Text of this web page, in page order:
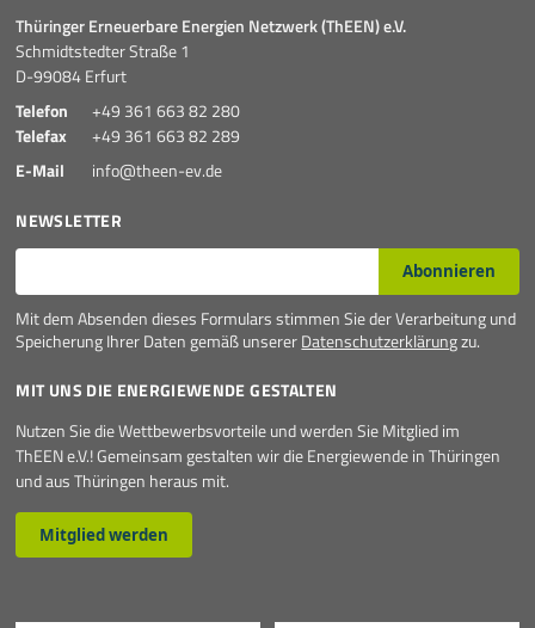
Thüringer Erneuerbare Energien Netzwerk (ThEEN) e.V.
Schmidtstedter Straße 1
D-99084 Erfurt
Telefon
+49 361 663 82 280
Telefax
+49 361 663 82 289
E-Mail
info@theen-ev.de
NEWSLETTER
E-Mail* Abonnieren
Mit dem Absenden dieses Formulars stimmen Sie der Verarbeitung und
Speicherung Ihrer Daten gemäß unsererDatenschutzerklärungzu.
MIT UNS DIE ENERGIEWENDE GESTALTEN
Nutzen Sie die Wettbewerbsvorteile und werden Sie Mitglied im
ThEEN e.V.! Gemeinsam gestalten wir die Energiewende in Thüringen
und aus Thüringen heraus mit.
Mitglied werden